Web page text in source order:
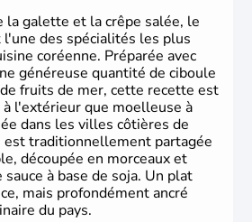
galette et la crêpe salée, le
des spécialités les plus
coréenne. Préparée avec
généreuse quantité de ciboule
fruits de mer, cette recette est
l'extérieur que moelleuse à
dans les villes côtières de
est traditionnellement partagée
découpée en morceaux et
à base de soja. Un plat
mais profondément ancré
du pays.